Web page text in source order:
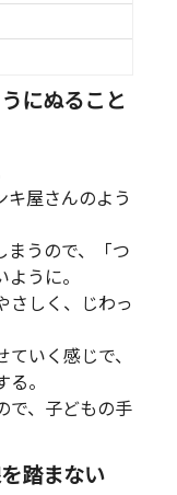
にぬること
キ屋さんのよう
まうので、「つ
うに。
さしく、じわっ
いく感じで、
。
で、子どもの手
踏まない